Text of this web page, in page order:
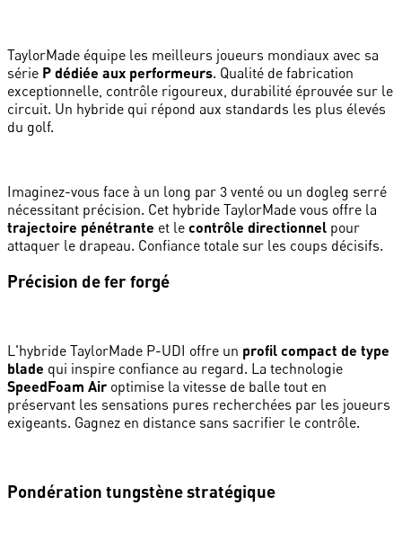
TaylorMade équipe les meilleurs joueurs mondiaux avec sa
série P dédiée aux performeurs. Qualité de fabrication
exceptionnelle, contrôle rigoureux, durabilité éprouvée sur le
circuit. Un hybride qui répond aux standards les plus élevés
du golf.
Imaginez-vous face à un long par 3 venté ou un dogleg serré
nécessitant précision. Cet hybride TaylorMade vous offre la
trajectoire pénétrante et le contrôle directionnel pour
attaquer le drapeau. Confiance totale sur les coups décisifs.
Précision de fer forgé
L'hybride TaylorMade P-UDI offre un profil compact de type
blade qui inspire confiance au regard. La technologie
SpeedFoam Air optimise la vitesse de balle tout en
préservant les sensations pures recherchées par les joueurs
exigeants. Gagnez en distance sans sacrifier le contrôle.
Pondération tungstène stratégique